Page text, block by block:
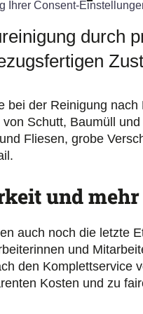
Ihrer Consent-
durch
bei der Reinigung
von Schutt, Baumüll
Fliesen, grobe
und
auch noch die letzte
und
den Komplettservice
Kosten und zu